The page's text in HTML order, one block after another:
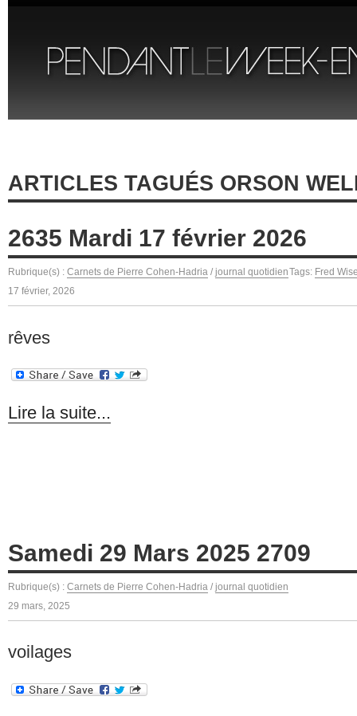
ARTICLES TAGUÉS ORSON
2635 Mardi 17 février 2026
Rubrique(s) : Carnets de Pierre Cohen-Hadria / journal quotidienTags: Fred
17 février, 2026
rêves
Lire la suite...
Samedi 29 Mars 2025 2709
Rubrique(s) : Carnets de Pierre Cohen-Hadria / journal quotidien
29 mars, 2025
voilages